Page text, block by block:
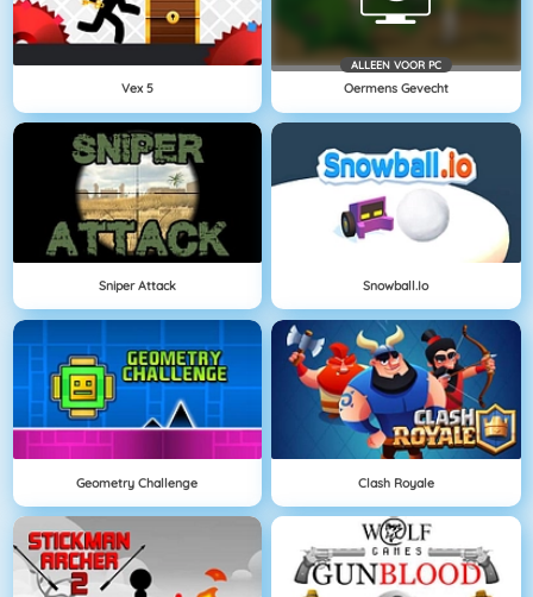
Vex 5
ALLEEN VOOR PC
Oermens Gevecht
Sniper Attack Snowball.io
Geometry Challenge Clash Royale